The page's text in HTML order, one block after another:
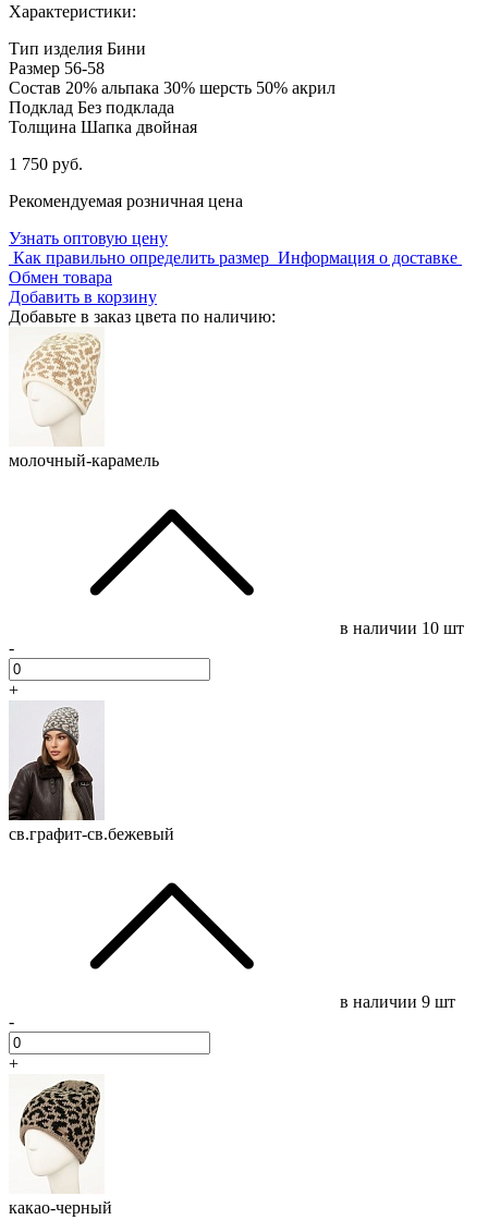
Характеристики:
Тип изделия Бини
Размер 56-58
Состав 20% альпака 30% шерсть 50% акрил
Подклад Без подклада
Толщина Шапка двойная
1 750 руб.
Рекомендуемая розничная цена
Узнать оптовую цену
Как правильно определить размер Информация о доставке
Обмен товара
Добавить в корзину
Добавьте в заказ цвета по наличию:
молочный-карамель
в наличии 10 шт
-
+
св.графит-св.бежевый
в наличии 9 шт
-
+
какао-черный